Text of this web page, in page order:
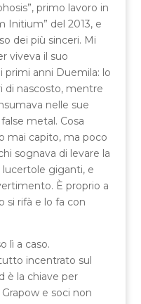
primo lavoro in
Initium” del 2013, e
dei più sinceri. Mi
viveva il suo
primi anni Duemila: lo
di nascosto, mentre
nelle sue
metal. Cosa
mai capito, ma poco
sognava di levare la
lucertole giganti, e
È proprio a
si rifà e lo fa con
lì a caso.
incentrato sul
è la chiave per
e soci non